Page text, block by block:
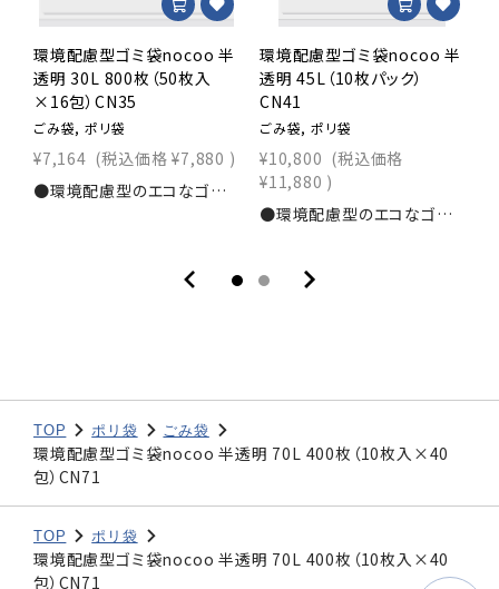
環境配慮型ゴミ袋nocoo 半
透明 30L 800枚（50枚入
×16包）CN35
ごみ袋, ポリ袋
¥7,164 (税込価格 ¥7,880 )
●環境配慮型のエコなゴミ袋！●プラスチック使用量を抑えたポリ袋です！●燃焼時の二酸化炭素発生量を削減します！寸法：横550×縦700ｍｍ素材：HDPE+CaCO3 0.015mm入数：800枚商品コード：1111200380
環境配慮型ゴミ袋nocoo 半
透明 45L（10枚パック）
CN41
ごみ袋, ポリ袋
¥10,800 (税込価格
¥11,880 )
●環境配慮型のエコなゴミ袋！●プラスチック使用量を抑えたポリ袋です！●燃焼時の二酸化炭素発生量を削減します！●10枚パックタイプ寸法：横650×縦800ｍｍ素材：HDPE+CaCO3 0.015mm入数：800枚商品コード：1111200020
TOP ポリ袋 ごみ袋
環境配慮型ゴミ袋nocoo 半透明 70L 400枚（10枚入×40
包）CN71
TOP ポリ袋
環境配慮型ゴミ袋nocoo 半透明 70L 400枚（10枚入×40
包）CN71